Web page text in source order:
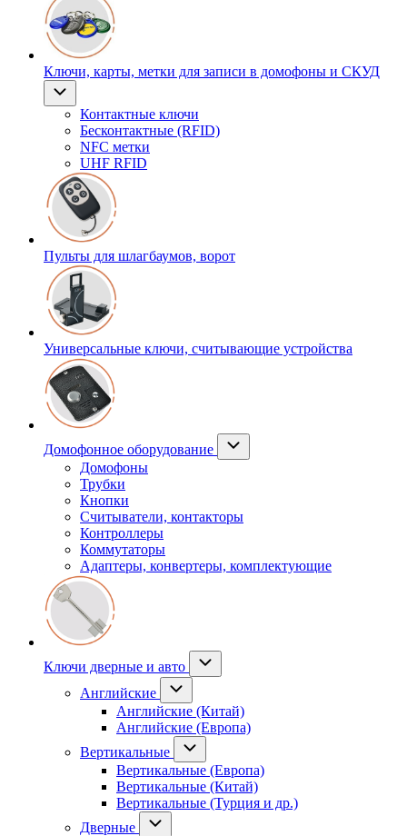
Ключи, карты, метки для записи в домофоны и СКУД
Контактные ключи
Бесконтактные (RFID)
NFC метки
UHF RFID
Пульты для шлагбаумов, ворот
Универсальные ключи, считывающие устройства
Домофонное оборудование
Домофоны
Трубки
Кнопки
Считыватели, контакторы
Контроллеры
Коммутаторы
Адаптеры, конвертеры, комплектующие
Ключи дверные и авто
Английские
Английские (Китай)
Английские (Европа)
Вертикальные
Вертикальные (Европа)
Вертикальные (Китай)
Вертикальные (Турция и др.)
Дверные